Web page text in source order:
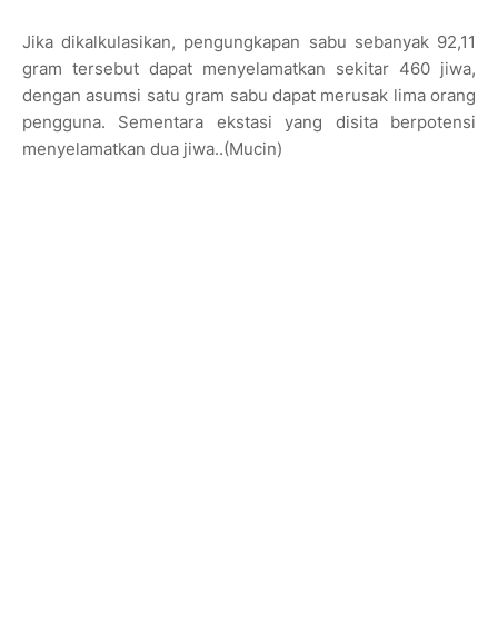
Jika dikalkulasikan, pengungkapan sabu sebanyak 92,11
gram tersebut dapat menyelamatkan sekitar 460 jiwa,
dengan asumsi satu gram sabu dapat merusak lima orang
pengguna. Sementara ekstasi yang disita berpotensi
menyelamatkan dua jiwa..(Mucin)